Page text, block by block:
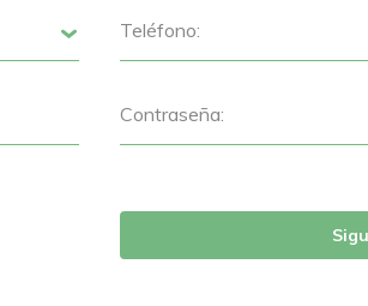
Teléfono:
Contraseña: